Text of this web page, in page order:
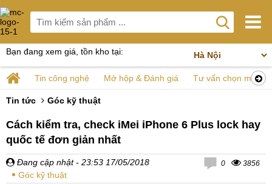
Bạn đang xem giá, tồn kho tại:
Tin công nghệ Mở hộp & Đánh giá Tư vấn chọn mua
Tin tức Góc kỹ thuật
Cách kiểm tra, check iMei iPhone 6 Plus lock hay
quốc tế đơn giản nhất
Đang cập nhật - 23:53 17/05/2018
Góc kỹ thuật
0 3856